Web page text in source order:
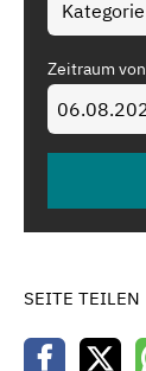
Zeitraum von
SEITE TEILEN